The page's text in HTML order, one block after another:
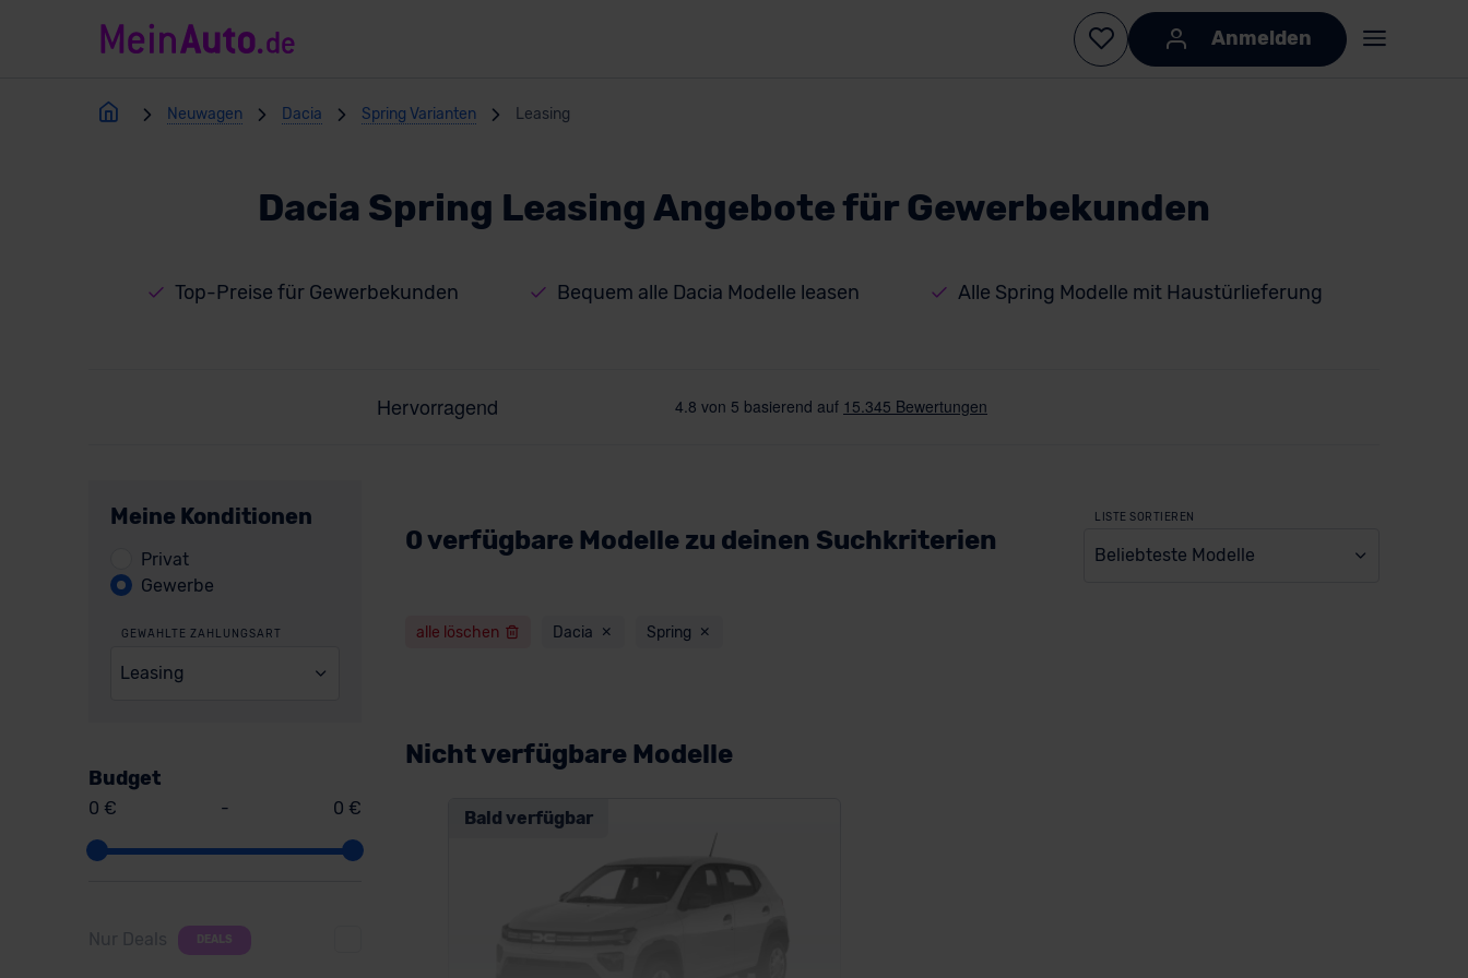
Anmelden
Neuwagen Dacia Spring Varianten Leasing
Dacia Spring Leasing Angebote für Gewerbekunden
Top-Preise für Gewerbekunden Bequem alle Dacia Modelle leasen Alle Spring Modelle mit Haustürlieferung
Meine Konditionen
Privat
Gewerbe
GEWÄHLTE ZAHLUNGSART
Leasing
Budget
0 € - 0 €
Nur Deals DEALS
0 verfügbare Modelle zu deinen Suchkriterien
LISTE SORTIEREN
Beliebteste Modelle
alle löschen Dacia Spring
Nicht verfügbare Modelle
Bald verfügbar